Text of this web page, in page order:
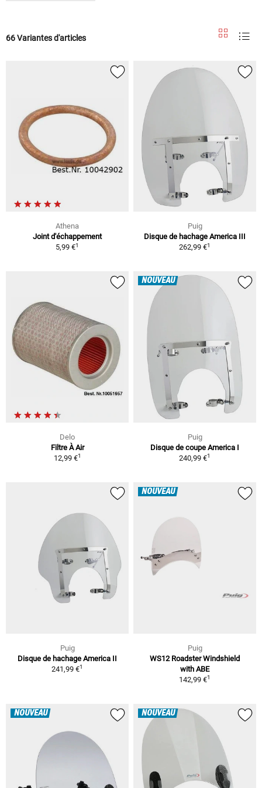
66 Variantes d'articles
Athena
Joint d'échappement
5,99 €1
Puig
Disque de hachage America III
262,99 €1
Delo
Filtre À Air
12,99 €1
NOUVEAU
Puig
Disque de coupe America I
240,99 €1
Puig
Disque de hachage America II
241,99 €1
NOUVEAU
Puig
WS12 Roadster Windshield
with ABE
142,99 €1
NOUVEAU NOUVEAU